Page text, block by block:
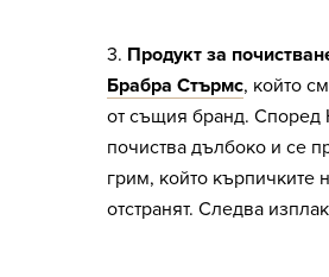
3. Продукт за
Брабра Стърмс, който
от същия бранд. Според
почиства дълбоко и се
грим, който кърпичките
отстранят. Следва